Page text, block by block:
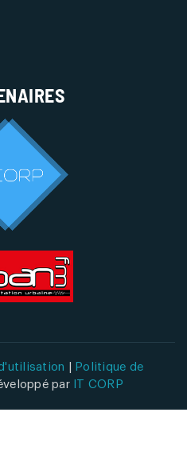
Politique de
par IT CORP